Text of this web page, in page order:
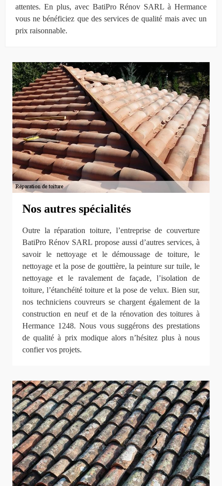
attentes. En plus, avec BatiPro Rénov SARL à Hermance
vous ne bénéficiez que des services de qualité mais avec un
prix raisonnable.
Nos autres spécialités
Outre la réparation toiture, l’entreprise de couverture
BatiPro Rénov SARL propose aussi d’autres services, à
savoir le nettoyage et le démoussage de toiture, le
nettoyage et la pose de gouttière, la peinture sur tuile, le
nettoyage et le ravalement de façade, l’isolation de
toiture, l’étanchéité toiture et la pose de velux. Bien sur,
nos techniciens couvreurs se chargent également de la
construction en neuf et de la rénovation des toitures à
Hermance 1248. Nous vous suggérons des prestations
de qualité à prix modique alors n’hésitez plus à nous
confier vos projets.